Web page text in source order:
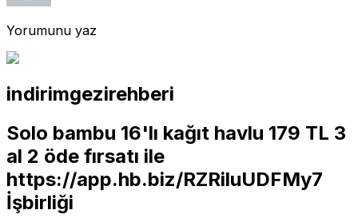
Yorumunu yaz
indirimgezirehberi
Solo bambu 16'lı kağıt havlu 179 TL 3
al 2 öde fırsatı ile
https://app.hb.biz/RZRiluUDFMy7
İşbirliği